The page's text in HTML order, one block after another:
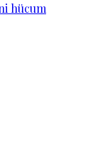
hücum